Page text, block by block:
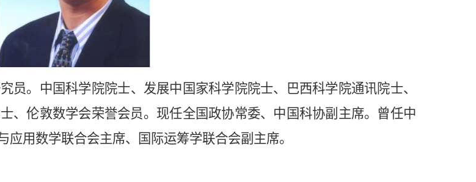
员。中国科学院院士、发展中国家科学院院士、巴西科学院通讯院士、
、伦敦数学会荣誉会员。现任全国政协常委、中国科协副主席。曾任中
用数学联合会主席、国际运筹学联合会副主席。